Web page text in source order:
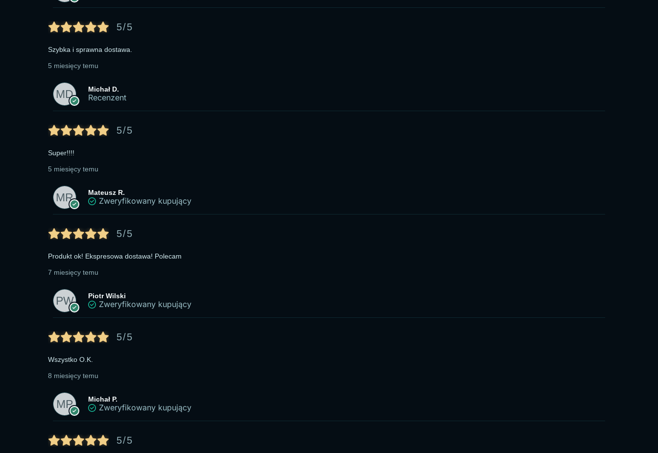
5/5
Szybka i sprawna dostawa.
5 miesięcy temu
Michał D.
Recenzent
5/5
Super!!!!
5 miesięcy temu
Mateusz R.
Zweryfikowany kupujący
5/5
Produkt ok! Ekspresowa dostawa! Polecam
7 miesięcy temu
Piotr Wilski
Zweryfikowany kupujący
5/5
Wszystko O.K.
8 miesięcy temu
Michał P.
Zweryfikowany kupujący
5/5